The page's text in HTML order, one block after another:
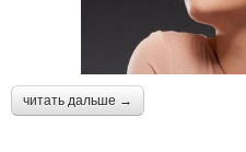
читать дальше →